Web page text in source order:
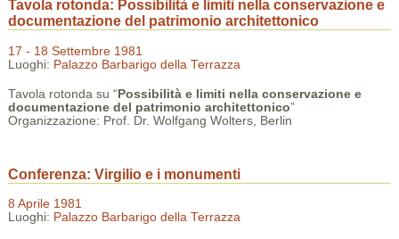
Tavola rotonda: Possibilità e limiti nella conservazione e
documentazione del patrimonio architettonico
17 - 18 Settembre 1981
Luoghi: Palazzo Barbarigo della Terrazza
Tavola rotonda su “Possibilità e limiti nella conservazione e
documentazione del patrimonio architettonico”
Organizzazione: Prof. Dr. Wolfgang Wolters, Berlin
Conferenza: Virgilio e i monumenti
8 Aprile 1981
Luoghi: Palazzo Barbarigo della Terrazza